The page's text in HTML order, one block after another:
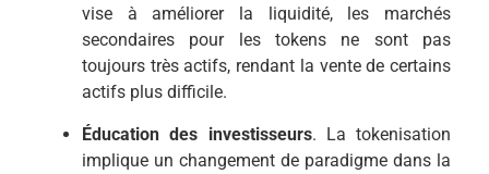
vise à améliorer la liquidité, les marchés
secondaires pour les tokens ne sont pas
toujours très actifs, rendant la vente de certains
actifs plus difficile.
Éducation des investisseurs. La tokenisation
implique un changement de paradigme dans la